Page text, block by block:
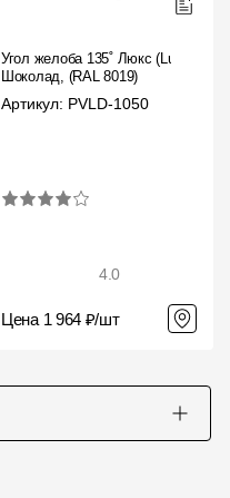
Угол желоба 135˚ Люкс (Lux)
Шоколад, (RAL 8019)
Артикул: PVLD-1050
4.0
Цена 1 964 ₽/шт